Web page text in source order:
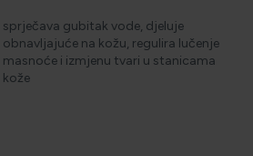
KAKO OBNOVITI KOŽU NAKON
sprječava gubitak vode, djeluje
obnavljajuće na kožu, regulira lučenje
masnoće i izmjenu tvari u stanicama
kože